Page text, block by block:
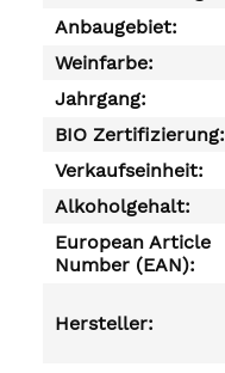
Anbaugebiet:
Weinfarbe:
Jahrgang:
BIO Zertifizierung:
Verkaufseinheit:
Alkoholgehalt:
European Article
Number (EAN):
Hersteller: